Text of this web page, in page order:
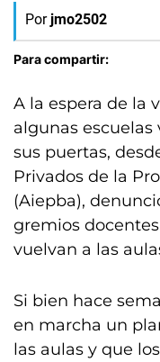
Por jmo2502
Para compartir:
A la espera de la
algunas
sus puertas,
Privados de la
(Aiepba),
gremios
vuelvan a las
Si bien hace
en marcha un
las aulas y que